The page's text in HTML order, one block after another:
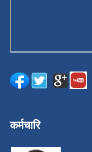
कर्मचारि